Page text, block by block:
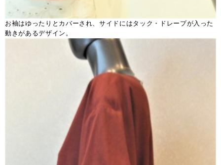
お袖はゆったりとカバーされ、サイドにはタック・ドレープが入った
動きがあるデザイン。